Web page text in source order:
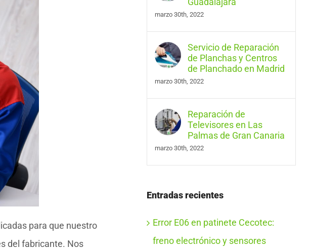
para que nuestro
del fabricante. Nos
marzo 30th, 2022
Servicio de Reparación
de Planchas y Centros
de Planchado en Madrid
marzo 30th, 2022
Reparación de
Televisores en Las
Palmas de Gran Canaria
marzo 30th, 2022
Entradas recientes
Error E06 en patinete Cecotec:
freno electrónico y sensores